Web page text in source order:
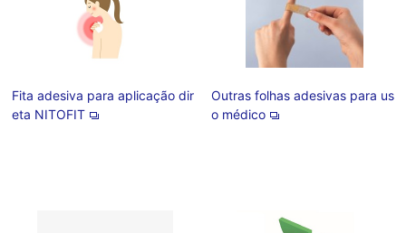
Fita adesiva para aplicação dir
eta NITOFIT
Outras folhas adesivas para us
o médico